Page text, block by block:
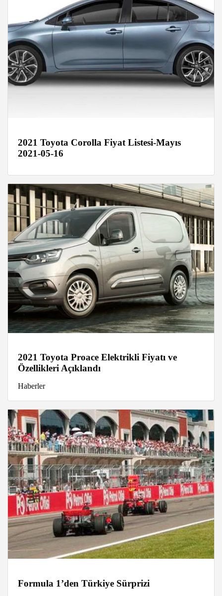
2021 Toyota Corolla Fiyat Listesi-Mayıs
2021-05-16
2021 Toyota Proace Elektrikli Fiyatı ve
Özellikleri Açıklandı
Haberler
Formula 1’den Türkiye Sürprizi